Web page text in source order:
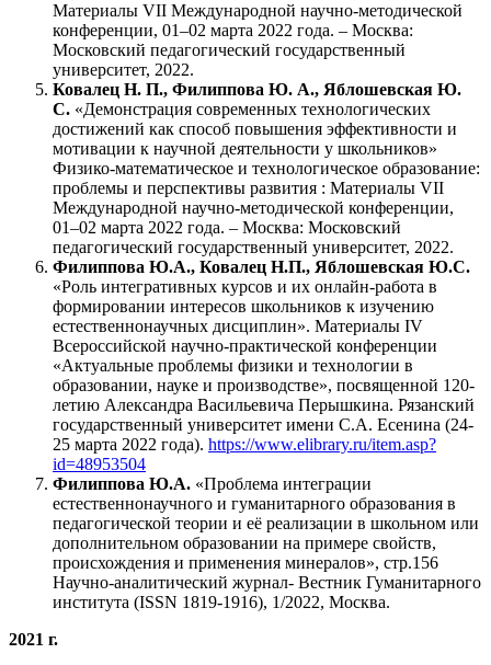
Материалы VII Международной научно-методической
конференции, 01–02 марта 2022 года. – Москва:
Московский педагогический государственный
университет, 2022.
Ковалец Н. П., Филиппова Ю. А., Яблошевская Ю.
С. «Демонстрация современных технологических
достижений как способ повышения эффективности и
мотивации к научной деятельности у школьников»
Физико-математическое и технологическое образование:
проблемы и перспективы развития : Материалы VII
Международной научно-методической конференции,
01–02 марта 2022 года. – Москва: Московский
педагогический государственный университет, 2022.
Филиппова Ю.А., Ковалец Н.П., Яблошевская Ю.С.
«Роль интегративных курсов и их онлайн-работа в
формировании интересов школьников к изучению
естественнонаучных дисциплин». Материалы IV
Всероссийской научно-практической конференции
«Актуальные проблемы физики и технологии в
образовании, науке и производстве», посвященной 120-
летию Александра Васильевича Перышкина. Рязанский
государственный университет имени С.А. Есенина (24-
25 марта 2022 года). https://www.elibrary.ru/item.asp?
id=48953504
Филиппова Ю.А. «Проблема интеграции
естественнонаучного и гуманитарного образования в
педагогической теории и её реализации в школьном или
дополнительном образовании на примере свойств,
происхождения и применения минералов», стр.156
Научно-аналитический журнал- Вестник Гуманитарного
института (ISSN 1819-1916), 1/2022, Москва.
2021 г.